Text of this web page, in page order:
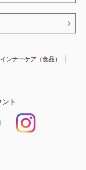
インナーケア（食品）
ト